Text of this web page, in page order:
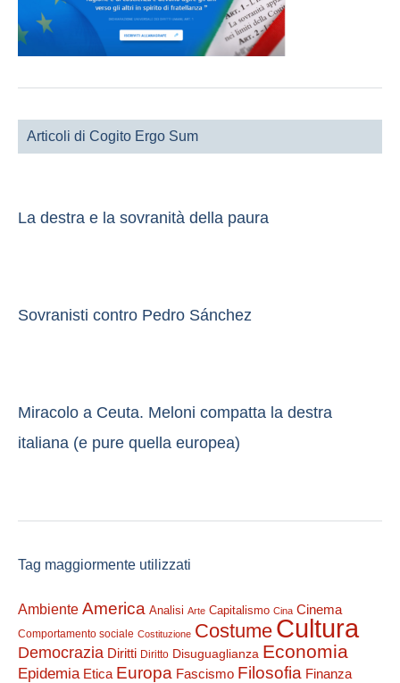
Articoli di Cogito Ergo Sum
La destra e la sovranità della paura
Sovranisti contro Pedro Sánchez
Miracolo a Ceuta. Meloni compatta la destra
italiana (e pure quella europea)
Tag maggiormente utilizzati
Ambiente America Analisi Arte Capitalismo Cina Cinema
Comportamento sociale Costituzione Costume Cultura
Democrazia Diritti Diritto Disuguaglianza Economia
Epidemia Etica Europa Fascismo Filosofia Finanza